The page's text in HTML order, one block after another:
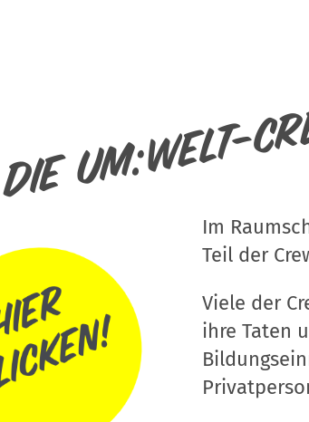
Die um:welt-
Im
Teil der
Viele der
ihre Taten